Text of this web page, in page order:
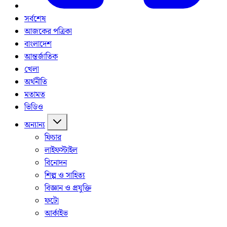
সর্বশেষ
আজকের পত্রিকা
বাংলাদেশ
আন্তর্জাতিক
খেলা
অর্থনীতি
মতামত
ভিডিও
অন্যান্য
ফিচার
লাইফস্টাইল
বিনোদন
শিল্প ও সাহিত্য
বিজ্ঞান ও প্রযুক্তি
ফটো
আর্কাইভ